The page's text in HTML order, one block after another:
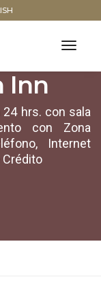
Inn
hrs. con sala
con Zona
Internet
Crédito